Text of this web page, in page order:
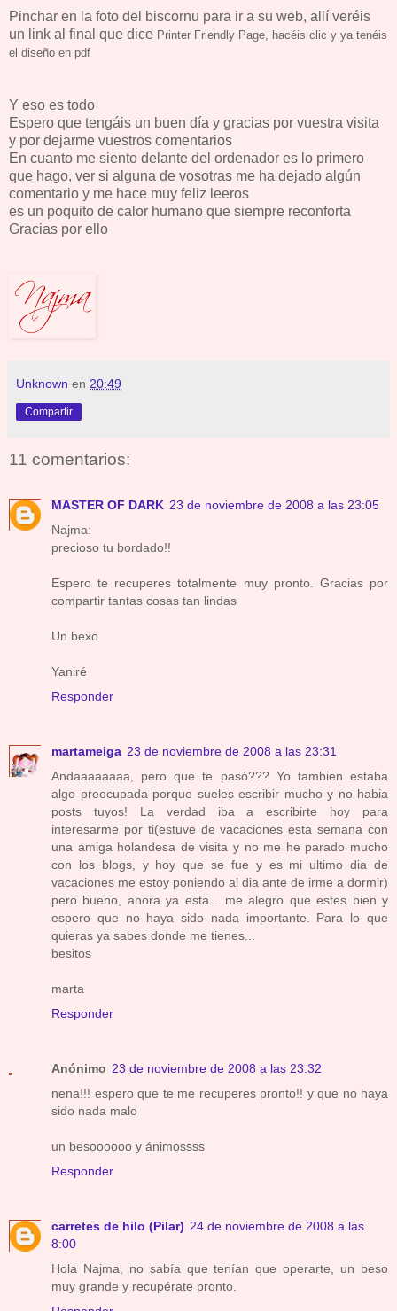
Pinchar en la foto del biscornu para ir a su web, allí veréis
un link al final que dice Printer Friendly Page, hacéis clic y ya tenéis
el diseño en pdf
Y eso es todo
Espero que tengáis un buen día y gracias por vuestra visita
y por dejarme vuestros comentarios
En cuanto me siento delante del ordenador es lo primero
que hago, ver si alguna de vosotras me ha dejado algún
comentario y me hace muy feliz leeros
es un poquito de calor humano que siempre reconforta
Gracias por ello
Unknown en 20:49
Compartir
11 comentarios:
MASTER OF DARK 23 de noviembre de 2008 a las 23:05
Najma:
precioso tu bordado!!
Espero te recuperes totalmente muy pronto. Gracias por
compartir tantas cosas tan lindas
Un bexo
Yaniré
Responder
martameiga 23 de noviembre de 2008 a las 23:31
Andaaaaaaaa, pero que te pasó??? Yo tambien estaba
algo preocupada porque sueles escribir mucho y no habia
posts tuyos! La verdad iba a escribirte hoy para
interesarme por ti(estuve de vacaciones esta semana con
una amiga holandesa de visita y no me he parado mucho
con los blogs, y hoy que se fue y es mi ultimo dia de
vacaciones me estoy poniendo al dia ante de irme a dormir)
pero bueno, ahora ya esta... me alegro que estes bien y
espero que no haya sido nada importante. Para lo que
quieras ya sabes donde me tienes...
besitos
marta
Responder
Anónimo 23 de noviembre de 2008 a las 23:32
nena!!! espero que te me recuperes pronto!! y que no haya
sido nada malo
un besoooooo y ánimossss
Responder
carretes de hilo (Pilar) 24 de noviembre de 2008 a las
8:00
Hola Najma, no sabía que tenían que operarte, un beso
muy grande y recupérate pronto.